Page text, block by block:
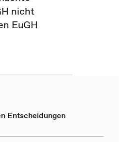
nicht
EuGH
Entscheidungen